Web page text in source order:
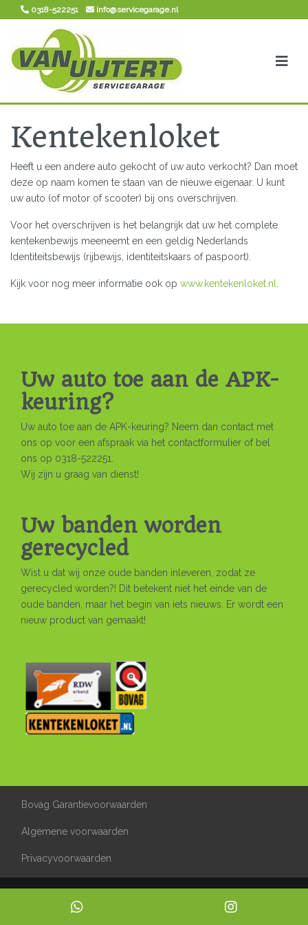
0318-522251 info@servicegarage.nl
Kentekenloket
Heeft u een andere auto gekocht of uw auto verkocht? Dan moet
deze op naam komen te staan van de nieuwe eigenaar. U kunt
uw auto (of motor of scooter) bij ons overschrijven.
Voor het overschrijven is het belangrijk dat uw het complete
kentekenbewijs meeneemt en een geldig Nederlands
Identiteitsbewijs (rijbewijs, identiteitskaars of paspoort).
Kijk voor nog meer informatie ook op www.kentekenloket.nl
Uw auto toe aan de APK-
keuring?
Uw auto toe aan de APK-keuring? Neem dan contact met
ons op voor een afspraak via het contactformulier of bel
ons op 0318-522251.
Wij zijn u graag van dienst!
Uw banden worden
gerecycled
Wist u dat wij onze oude banden inleveren, zodat ze
gerecycled worden?! Dit betekent niet het einde van de
oude banden, maar het begin van iets nieuws. Er wordt een
nieuw product van gemaakt!
Bovag Garantievoorwaarden
Algemene voorwaarden
Privacyvoorwaarden
Mogelijk gemaakt door